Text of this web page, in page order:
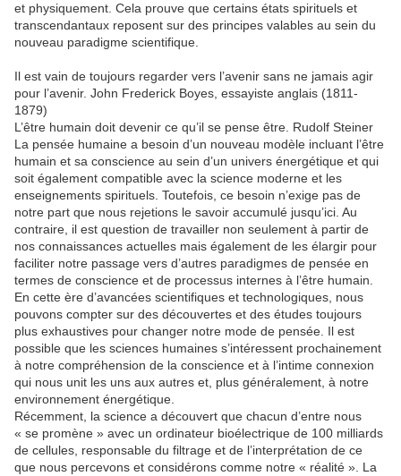
et physiquement. Cela prouve que certains états spirituels et
transcendantaux reposent sur des principes valables au sein du
nouveau paradigme scientifique.
Il est vain de toujours regarder vers l’avenir sans ne jamais agir
pour l’avenir. John Frederick Boyes, essayiste anglais (1811-
1879)
L’être humain doit devenir ce qu’il se pense être. Rudolf Steiner
La pensée humaine a besoin d’un nouveau modèle incluant l’être
humain et sa conscience au sein d’un univers énergétique et qui
soit également compatible avec la science moderne et les
enseignements spirituels. Toutefois, ce besoin n’exige pas de
notre part que nous rejetions le savoir accumulé jusqu’ici. Au
contraire, il est question de travailler non seulement à partir de
nos connaissances actuelles mais également de les élargir pour
faciliter notre passage vers d’autres paradigmes de pensée en
termes de conscience et de processus internes à l’être humain.
En cette ère d’avancées scientifiques et technologiques, nous
pouvons compter sur des découvertes et des études toujours
plus exhaustives pour changer notre mode de pensée. Il est
possible que les sciences humaines s’intéressent prochainement
à notre compréhension de la conscience et à l’intime connexion
qui nous unit les uns aux autres et, plus généralement, à notre
environnement énergétique.
Récemment, la science a découvert que chacun d’entre nous
« se promène » avec un ordinateur bioélectrique de 100 milliards
de cellules, responsable du filtrage et de l’interprétation de ce
que nous percevons et considérons comme notre « réalité ». La